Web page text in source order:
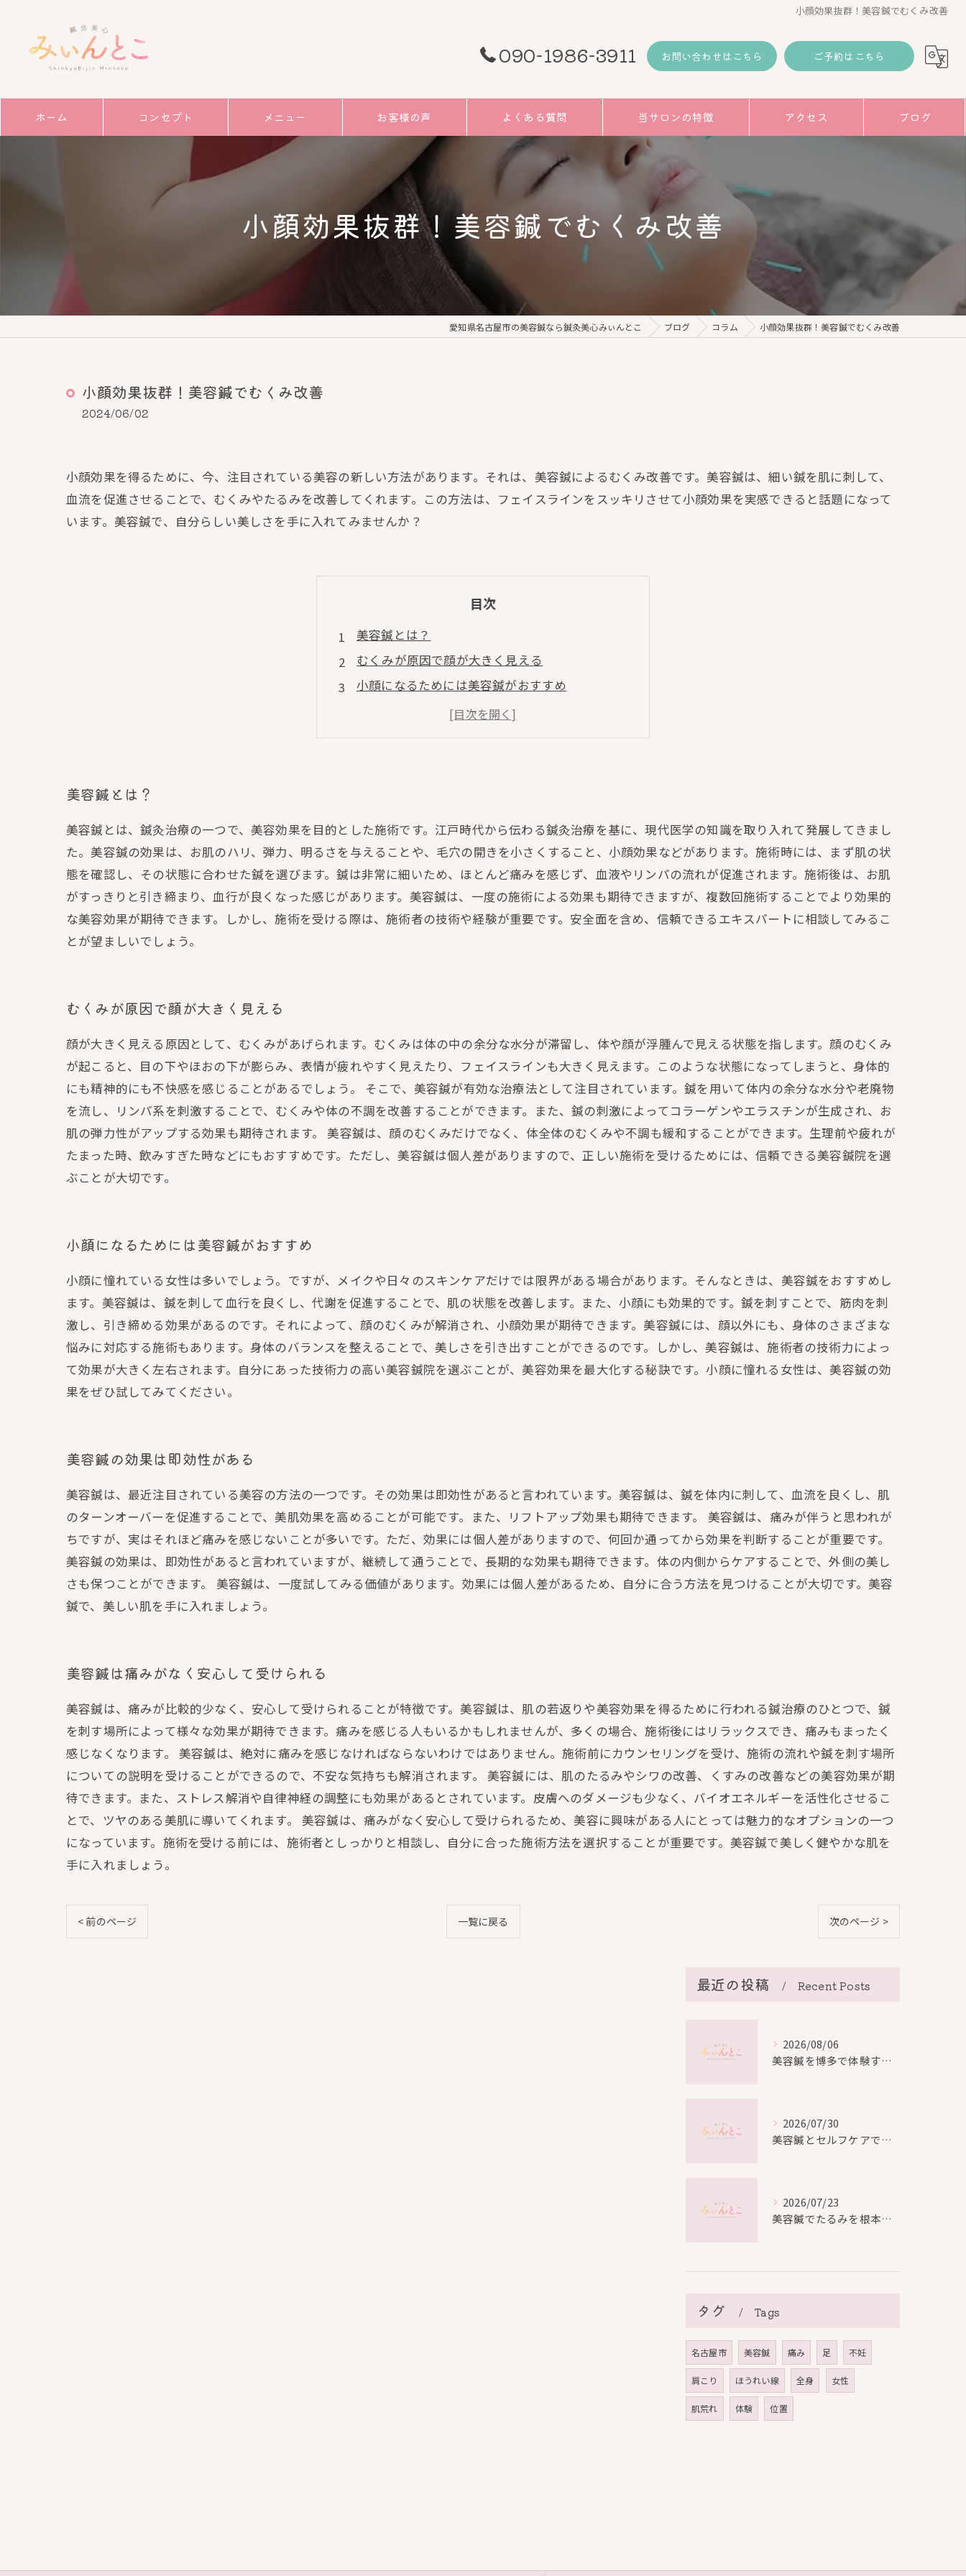
小顔効果抜群！美容鍼でむくみ改善
090-1986-3911 お問い合わせはこちら ご予約はこちら
ホーム コンセプト
ごあいさつ
メニュー お客様の声 よくある質問 当サロンの特徴
頭痛
小顔
リフトアップ
アクセス ブログ
小顔効果抜群！美容鍼でむくみ改善
愛知県名古屋市の美容鍼なら鍼灸美心みぃんとこ ブログ コラム 小顔効果抜群！美容鍼でむくみ改善
小顔効果抜群！美容鍼でむくみ改善
2024/06/02
小顔効果を得るために、今、注目されている美容の新しい方法があります。それは、美容鍼によるむくみ改善です。美容鍼は、細い鍼を肌に刺して、
血流を促進させることで、むくみやたるみを改善してくれます。この方法は、フェイスラインをスッキリさせて小顔効果を実感できると話題になって
います。美容鍼で、自分らしい美しさを手に入れてみませんか？
目次
美容鍼とは？
むくみが原因で顔が大きく見える
小顔になるためには美容鍼がおすすめ
美容鍼の効果は即効性がある
美容鍼は痛みがなく安心して受けられる
美容鍼とは？
美容鍼とは、鍼灸治療の一つで、美容効果を目的とした施術です。江戸時代から伝わる鍼灸治療を基に、現代医学の知識を取り入れて発展してきまし
た。美容鍼の効果は、お肌のハリ、弾力、明るさを与えることや、毛穴の開きを小さくすること、小顔効果などがあります。施術時には、まず肌の状
態を確認し、その状態に合わせた鍼を選びます。鍼は非常に細いため、ほとんど痛みを感じず、血液やリンパの流れが促進されます。施術後は、お肌
がすっきりと引き締まり、血行が良くなった感じがあります。美容鍼は、一度の施術による効果も期待できますが、複数回施術することでより効果的
な美容効果が期待できます。しかし、施術を受ける際は、施術者の技術や経験が重要です。安全面を含め、信頼できるエキスパートに相談してみるこ
とが望ましいでしょう。
むくみが原因で顔が大きく見える
顔が大きく見える原因として、むくみがあげられます。むくみは体の中の余分な水分が滞留し、体や顔が浮腫んで見える状態を指します。顔のむくみ
が起こると、目の下やほおの下が膨らみ、表情が疲れやすく見えたり、フェイスラインも大きく見えます。このような状態になってしまうと、身体的
にも精神的にも不快感を感じることがあるでしょう。 そこで、美容鍼が有効な治療法として注目されています。鍼を用いて体内の余分な水分や老廃物
を流し、リンパ系を刺激することで、むくみや体の不調を改善することができます。また、鍼の刺激によってコラーゲンやエラスチンが生成され、お
肌の弾力性がアップする効果も期待されます。 美容鍼は、顔のむくみだけでなく、体全体のむくみや不調も緩和することができます。生理前や疲れが
たまった時、飲みすぎた時などにもおすすめです。ただし、美容鍼は個人差がありますので、正しい施術を受けるためには、信頼できる美容鍼院を選
ぶことが大切です。
小顔になるためには美容鍼がおすすめ
小顔に憧れている女性は多いでしょう。ですが、メイクや日々のスキンケアだけでは限界がある場合があります。そんなときは、美容鍼をおすすめし
ます。美容鍼は、鍼を刺して血行を良くし、代謝を促進することで、肌の状態を改善します。また、小顔にも効果的です。鍼を刺すことで、筋肉を刺
激し、引き締める効果があるのです。それによって、顔のむくみが解消され、小顔効果が期待できます。美容鍼には、顔以外にも、身体のさまざまな
悩みに対応する施術もあります。身体のバランスを整えることで、美しさを引き出すことができるのです。しかし、美容鍼は、施術者の技術力によっ
て効果が大きく左右されます。自分にあった技術力の高い美容鍼院を選ぶことが、美容効果を最大化する秘訣です。小顔に憧れる女性は、美容鍼の効
果をぜひ試してみてください。
美容鍼の効果は即効性がある
美容鍼は、最近注目されている美容の方法の一つです。その効果は即効性があると言われています。美容鍼は、鍼を体内に刺して、血流を良くし、肌
のターンオーバーを促進することで、美肌効果を高めることが可能です。また、リフトアップ効果も期待できます。 美容鍼は、痛みが伴うと思われが
ちですが、実はそれほど痛みを感じないことが多いです。ただ、効果には個人差がありますので、何回か通ってから効果を判断することが重要です。
美容鍼の効果は、即効性があると言われていますが、継続して通うことで、長期的な効果も期待できます。体の内側からケアすることで、外側の美し
さも保つことができます。 美容鍼は、一度試してみる価値があります。効果には個人差があるため、自分に合う方法を見つけることが大切です。美容
鍼で、美しい肌を手に入れましょう。
美容鍼は痛みがなく安心して受けられる
美容鍼は、痛みが比較的少なく、安心して受けられることが特徴です。美容鍼は、肌の若返りや美容効果を得るために行われる鍼治療のひとつで、鍼
を刺す場所によって様々な効果が期待できます。痛みを感じる人もいるかもしれませんが、多くの場合、施術後にはリラックスでき、痛みもまったく
感じなくなります。 美容鍼は、絶対に痛みを感じなければならないわけではありません。施術前にカウンセリングを受け、施術の流れや鍼を刺す場所
についての説明を受けることができるので、不安な気持ちも解消されます。 美容鍼には、肌のたるみやシワの改善、くすみの改善などの美容効果が期
待できます。また、ストレス解消や自律神経の調整にも効果があるとされています。皮膚へのダメージも少なく、バイオエネルギーを活性化させるこ
とで、ツヤのある美肌に導いてくれます。 美容鍼は、痛みがなく安心して受けられるため、美容に興味がある人にとっては魅力的なオプションの一つ
になっています。施術を受ける前には、施術者としっかりと相談し、自分に合った施術方法を選択することが重要です。美容鍼で美しく健やかな肌を
手に入れましょう。
< 前のページ 一覧に戻る 次のページ >
最近の投稿 Recent Posts
2026/08/06
美容鍼を博多で体験する際の効果や安全性と料金比較徹底ガイド
2026/07/30
美容鍼とセルフケアで叶える愛知県名古屋市北区米が瀬町の新しい美しさ
2026/07/23
美容鍼でたるみを根本から改善し自然なリフトアップを叶える方法
タグ Tags
名古屋市 美容鍼 痛み 足 不妊
肩こり ほうれい線 全身 女性
肌荒れ 体験 位置